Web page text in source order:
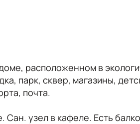
расположенном в
парк, сквер, магазины,
почта.
Сан. узел в кафеле. Есть